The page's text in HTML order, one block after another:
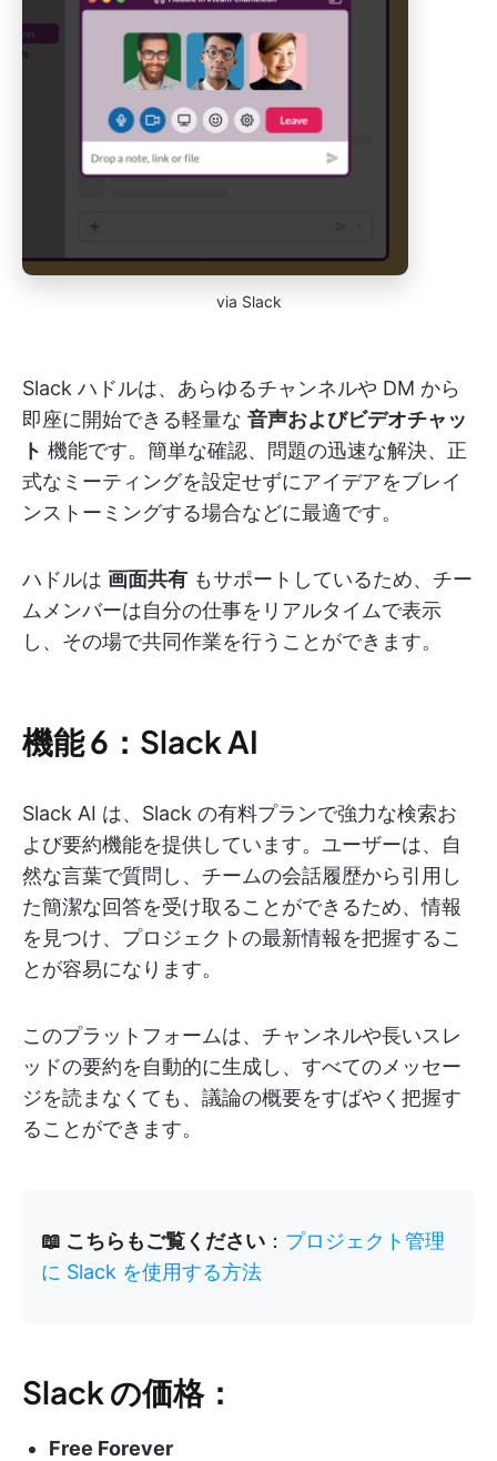
via Slack
Slack ハドルは、あらゆるチャンネルや DM から
即座に開始できる軽量な 音声およびビデオチャッ
ト 機能です。簡単な確認、問題の迅速な解決、正
式なミーティングを設定せずにアイデアをブレイ
ンストーミングする場合などに最適です。
ハドルは 画面共有 もサポートしているため、チー
ムメンバーは自分の仕事をリアルタイムで表示
し、その場で共同作業を行うことができます。
機能 6：Slack AI
Slack AI は、Slack の有料プランで強力な検索お
よび要約機能を提供しています。ユーザーは、自
然な言葉で質問し、チームの会話履歴から引用し
た簡潔な回答を受け取ることができるため、情報
を見つけ、プロジェクトの最新情報を把握するこ
とが容易になります。
このプラットフォームは、チャンネルや長いスレ
ッドの要約を自動的に生成し、すべてのメッセー
ジを読まなくても、議論の概要をすばやく把握す
ることができます。
📖 こちらもご覧ください ： プロジェクト管理
に Slack を使用する方法
Slack の価格：
Free Forever